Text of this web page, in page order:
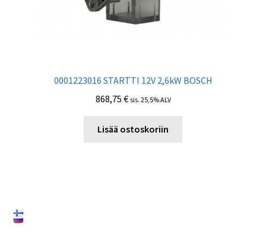
0001223016 STARTTI 12V 2,6kW BOSCH
868,75 € sis. 25,5% ALV
Lisää ostoskoriin